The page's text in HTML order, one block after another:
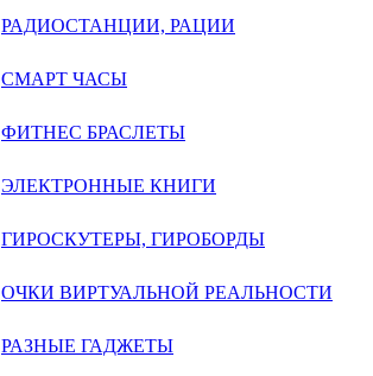
РАДИОСТАНЦИИ, РАЦИИ
СМАРТ ЧАСЫ
ФИТНЕС БРАСЛЕТЫ
ЭЛЕКТРОННЫЕ КНИГИ
ГИРОСКУТЕРЫ, ГИРОБОРДЫ
ОЧКИ ВИРТУАЛЬНОЙ РЕАЛЬНОСТИ
РАЗНЫЕ ГАДЖЕТЫ